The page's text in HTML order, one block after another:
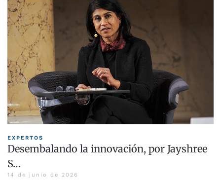
EXPERTOS
Desembalando la innovación, por Jayshree
S…
14 de junio de 2026